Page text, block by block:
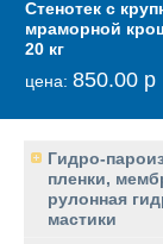
Стенотек с
мраморной
20 кг
цена: 850.00 р
Гидро-
пленки,
рулонная
мастики